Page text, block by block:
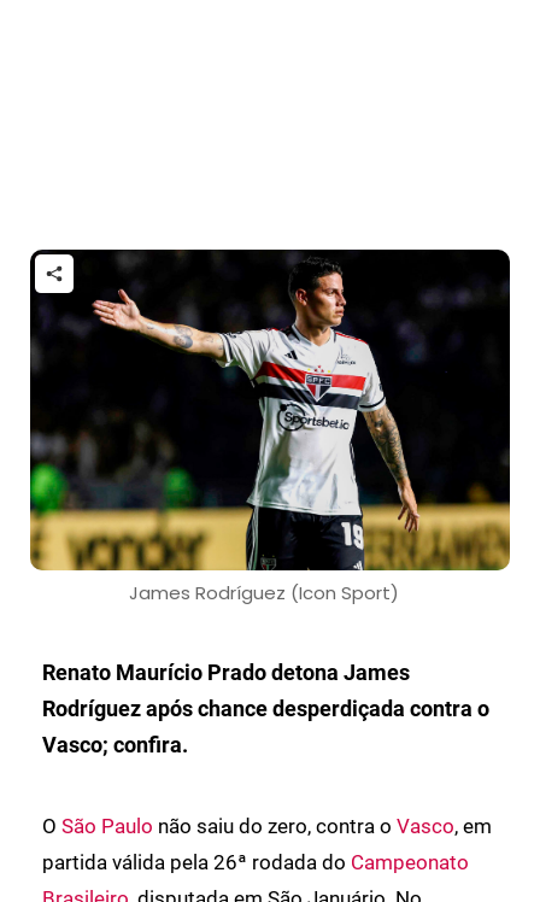
James Rodríguez (Icon Sport)
Renato Maurício Prado detona James
Rodríguez após chance desperdiçada contra o
Vasco; confira.
O São Paulo não saiu do zero, contra o Vasco, em
partida válida pela 26ª rodada do Campeonato